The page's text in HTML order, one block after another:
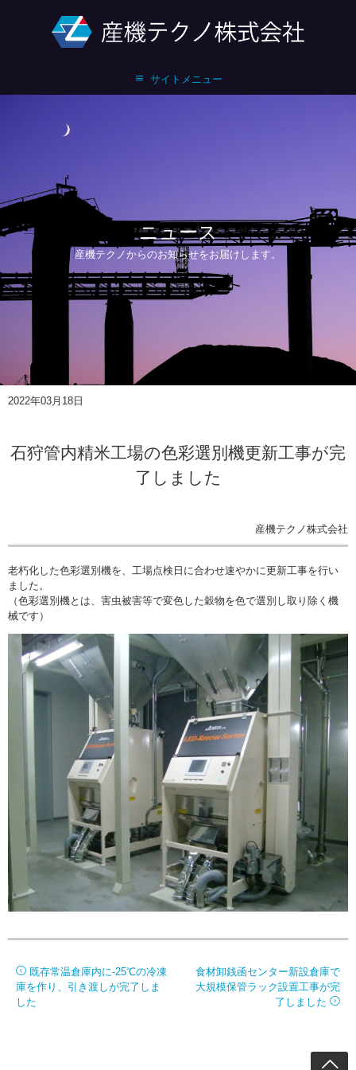
サイトメニュー
ニュース
産機テクノからのお知らせをお届けします。
2022年03月18日
石狩管内精米工場の色彩選別機更新工事が完
了しました
産機テクノ株式会社
老朽化した色彩選別機を、工場点検日に合わせ速やかに更新工事を行い
ました。
（色彩選別機とは、害虫被害等で変色した穀物を色で選別し取り除く機
械です）
投
稿
既存常温倉庫内に-25℃の冷凍
庫を作り、引き渡しが完了しま
した
食材卸銭函センター新設倉庫で
大規模保管ラック設置工事が完
了しました